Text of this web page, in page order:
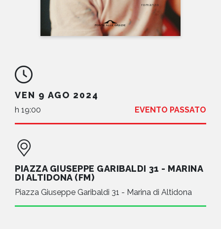
VEN 9 AGO 2024
h 19:00 EVENTO PASSATO
PIAZZA GIUSEPPE GARIBALDI 31 - MARINA
DI ALTIDONA (FM)
Piazza Giuseppe Garibaldi 31 - Marina di Altidona